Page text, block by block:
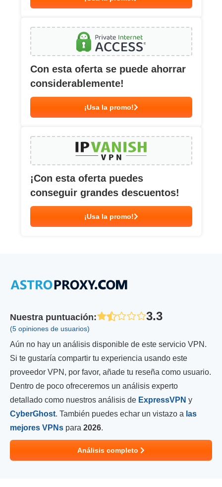
Con esta oferta se puede ahorrar
considerablemente!
¡Usa la promo!
¡Con esta oferta puedes
conseguir grandes descuentos!
¡Usa la promo!
Nuestra puntuación: 3.3
(5 opiniones de usuarios)
Aún no hay un análisis disponible de este servicio VPN.
Si te gustaría compartir tu experiencia usando este
proveedor VPN, por favor, añade tu reseña como usuario.
Dentro de poco ofreceremos un análisis experto
detallado como nuestros análisis de ExpressVPN y
CyberGhost. También puedes echar un vistazo a las
mejores VPNs para 2026.
Análisis completo